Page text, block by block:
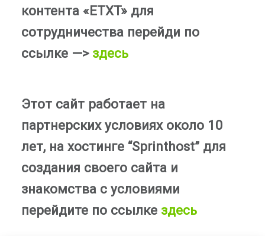
контента «ETXT» для
сотрудничества перейди по
ссылке —> здесь
Этот сайт работает на
партнерских условиях около 10
лет, на хостинге “Sprinthost” для
создания своего сайта и
знакомства с условиями
перейдите по ссылке здесь